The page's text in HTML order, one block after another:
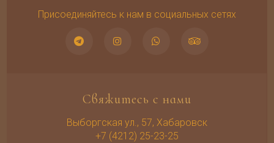
Присоединяйтесь к нам в социальных сетях
Свяжитесь с нами
Выборгская ул., 57, Хабаровск
+7 (4212) 25-23-25